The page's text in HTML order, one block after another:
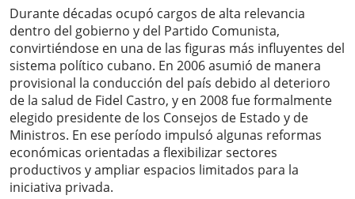
Durante décadas ocupó cargos de alta relevancia
dentro del gobierno y del Partido Comunista,
convirtiéndose en una de las figuras más influyentes del
sistema político cubano. En 2006 asumió de manera
provisional la conducción del país debido al deterioro
de la salud de Fidel Castro, y en 2008 fue formalmente
elegido presidente de los Consejos de Estado y de
Ministros. En ese período impulsó algunas reformas
económicas orientadas a flexibilizar sectores
productivos y ampliar espacios limitados para la
iniciativa privada.